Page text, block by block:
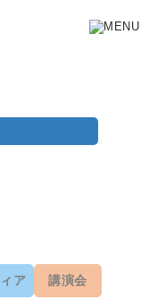
ア 講演会